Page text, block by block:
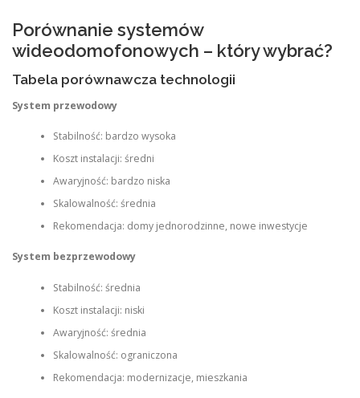
Porównanie systemów
wideodomofonowych – który wybrać?
Tabela porównawcza technologii
System przewodowy
Stabilność: bardzo wysoka
Koszt instalacji: średni
Awaryjność: bardzo niska
Skalowalność: średnia
Rekomendacja: domy jednorodzinne, nowe inwestycje
System bezprzewodowy
Stabilność: średnia
Koszt instalacji: niski
Awaryjność: średnia
Skalowalność: ograniczona
Rekomendacja: modernizacje, mieszkania